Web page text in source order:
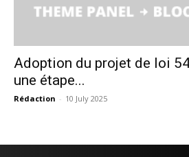
Adoption du projet de loi
une étape...
Rédaction - 10 July 2025